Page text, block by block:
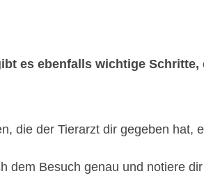
es ebenfalls wichtige
die der Tierarzt dir gegeben
dem Besuch genau und notiere